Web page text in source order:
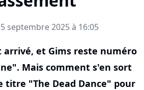
septembre 2025 à 16:05
arrivé, et Gims reste numéro
Mais comment s'en sort
titre "The Dead Dance" pour